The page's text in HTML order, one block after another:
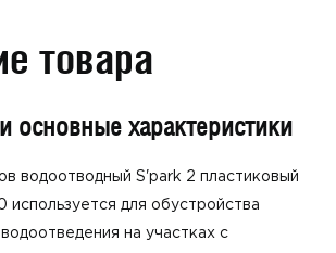
товара
основные характеристики
водоотводный S'park 2 пластиковый
используется для обустройства
на участках с